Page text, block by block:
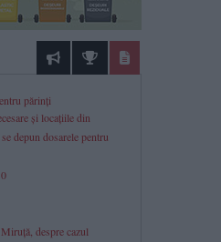
părinți
și locațiile din
depun dosarele pentru
0
despre cazul